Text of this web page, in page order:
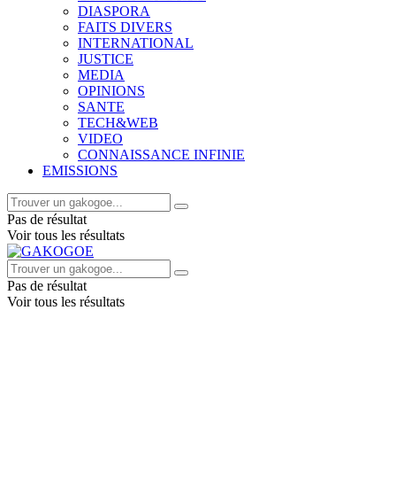
DIASPORA
FAITS DIVERS
INTERNATIONAL
JUSTICE
MEDIA
OPINIONS
SANTE
TECH&WEB
VIDEO
CONNAISSANCE INFINIE
EMISSIONS
Pas de résultat
Voir tous les résultats
Pas de résultat
Voir tous les résultats